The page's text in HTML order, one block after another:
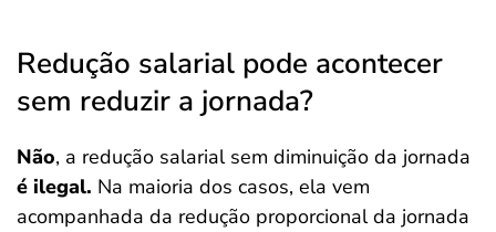
Redução salarial pode acontecer
sem reduzir a jornada?
Não, a redução salarial sem diminuição da jornada
é ilegal. Na maioria dos casos, ela vem
acompanhada da redução proporcional da jornada